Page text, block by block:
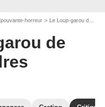
horreur Le Loup-garou de Londres
de